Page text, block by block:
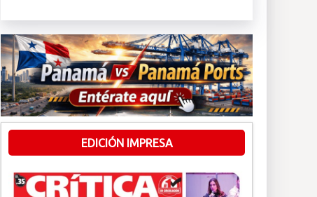
EDICIÓN IMPRESA